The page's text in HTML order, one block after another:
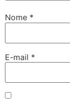
Nome *
E-mail *